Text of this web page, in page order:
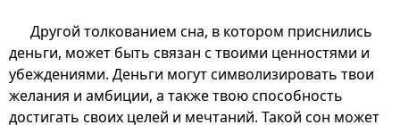
Другой толкованием сна, в котором приснились
деньги, может быть связан с твоими ценностями и
убеждениями. Деньги могут символизировать твои
желания и амбиции, а также твою способность
достигать своих целей и мечтаний. Такой сон может